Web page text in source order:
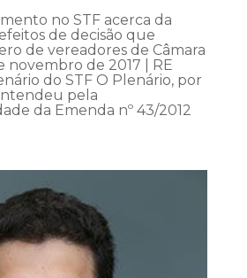
no STF acerca da
de decisão que
de vereadores de Câmara
novembro de 2017 | RE
do STF O Plenário, por
pela
da Emenda nº 43/2012